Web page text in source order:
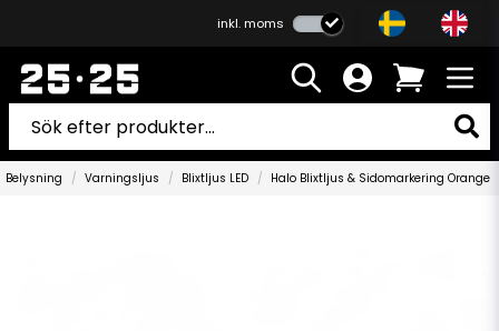
inkl. moms
Belysning Varningsljus Blixtljus LED Halo Blixtljus & Sidomarkering Orange